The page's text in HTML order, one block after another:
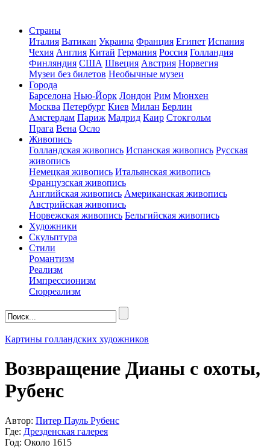
Страны
Италия Ватикан Украина Франция Египет Испания
Чехия Англия Китай Германия Россия Голландия
Финляндия США Швеция Австрия Норвегия
Музеи без билетов Необычные музеи
Города
Барселона Нью-Йорк Лондон Рим Мюнхен
Москва Петербург Киев Милан Берлин
Амстердам Париж Мадрид Каир Стокгольм
Прага Вена Осло
Живопись
Голландская живопись Испанская живопись Русская
живопись
Немецкая живопись Итальянская живопись
Французская живопись
Английская живопись Американская живопись
Австрийская живопись
Норвежская живопись Бельгийская живопись
Художники
Скульптура
Стили
Романтизм
Реализм
Импрессионизм
Сюрреализм
Картины голландских художников
Возвращение Дианы с охоты,
Рубенс
Автор: Питер Пауль Рубенс
Где: Дрезденская галерея
Год: Около 1615